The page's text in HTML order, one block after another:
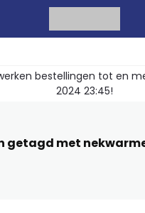
bestellingen tot en
2024 23:45!
getagd met